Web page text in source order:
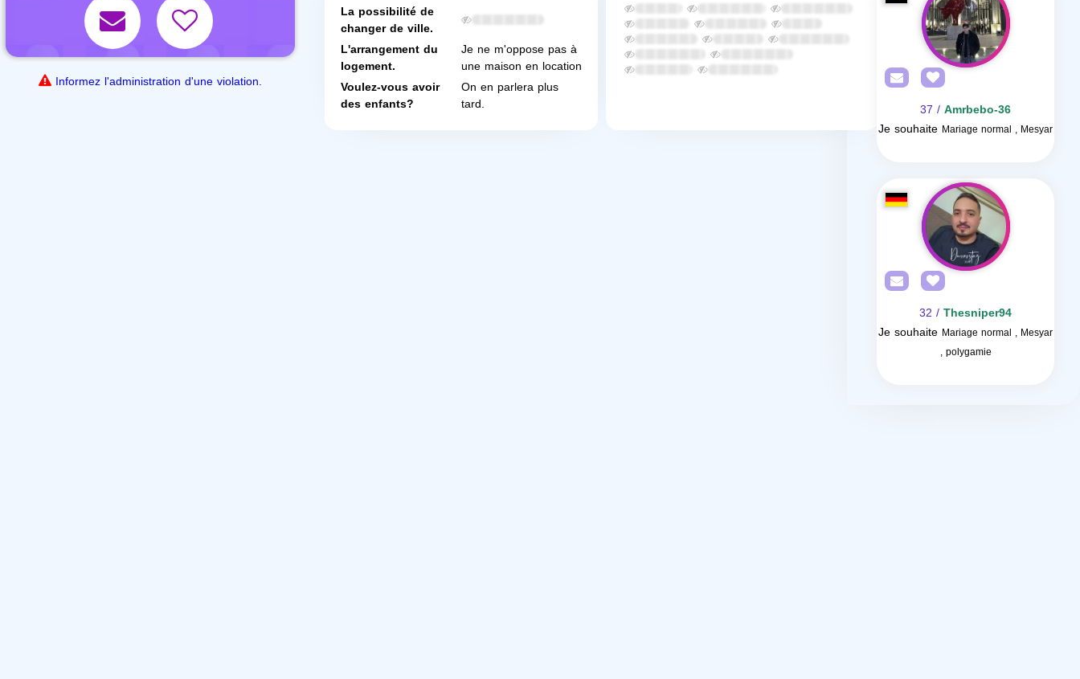
Informez l'administration d'une violation.
La possibilité de
changer de ville.
L'arrangement du
logement.
Je ne m'oppose pas à
une maison en location
Voulez-vous avoir
des enfants?
On en parlera plus
tard. Amrbebo-36
/ 37
Je souhaite Mariage normal , Mesyar
Thesniper94
/ 32
Je souhaite Mariage normal , Mesyar
, polygamie